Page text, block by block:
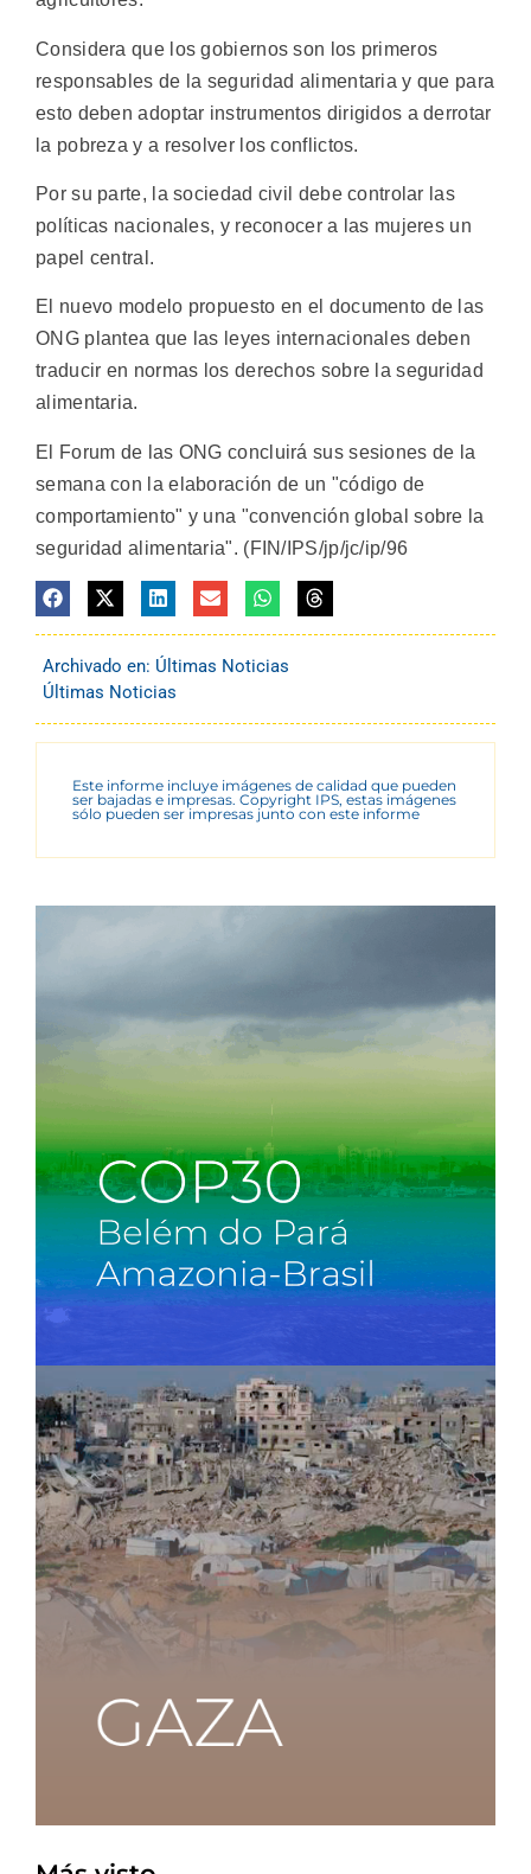
Considera que los gobiernos son los primeros
responsables de la seguridad alimentaria y que para
esto deben adoptar instrumentos dirigidos a derrotar
la pobreza y a resolver los conflictos.
Por su parte, la sociedad civil debe controlar las
políticas nacionales, y reconocer a las mujeres un
papel central.
El nuevo modelo propuesto en el documento de las
ONG plantea que las leyes internacionales deben
traducir en normas los derechos sobre la seguridad
alimentaria.
El Forum de las ONG concluirá sus sesiones de la
semana con la elaboración de un "código de
comportamiento" y una "convención global sobre la
seguridad alimentaria". (FIN/IPS/jp/jc/ip/96
Archivado en: Últimas Noticias
Últimas Noticias
Este informe incluye imágenes de calidad que pueden
ser bajadas e impresas. Copyright IPS, estas imágenes
sólo pueden ser impresas junto con este informe